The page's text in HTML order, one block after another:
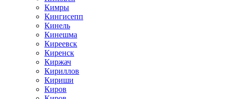
Кимры
Кингисепп
Кинель
Кинешма
Киреевск
Киренск
Киржач
Кириллов
Кириши
Киров